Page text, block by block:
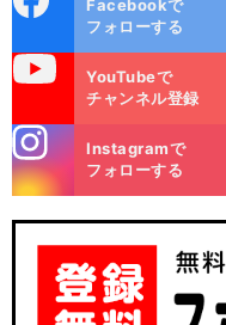
ok
Facebookで
フォローする
YouTubeで
チャンネル登録
m
Instagramで
フォローする